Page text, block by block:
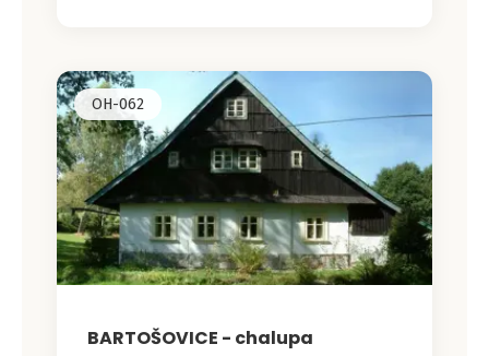
OH-062
BARTOŠOVICE - chalupa